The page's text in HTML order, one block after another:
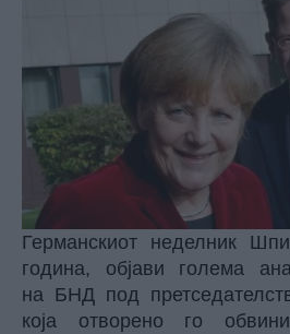
Германскиот неделник
година, објави голема
на БНД под
која отворено го